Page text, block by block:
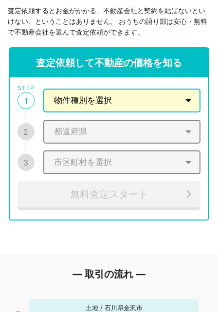
査定依頼するとお金がかかる、不動産会社と契約を結ばないとい
けない、ということはありません。 おうちの語り部は安心・無料
で不動産会社を選んで査定依頼ができます。
査定依頼して不動産の価格を知る
STEP
1
2
3
無料査定スタート
― 取引の流れ ―
土地 / 石川県金沢市